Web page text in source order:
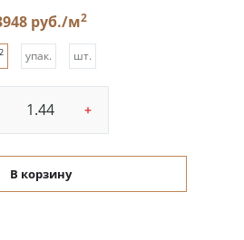
руб./м2
2 упак. шт.
+
В корзину